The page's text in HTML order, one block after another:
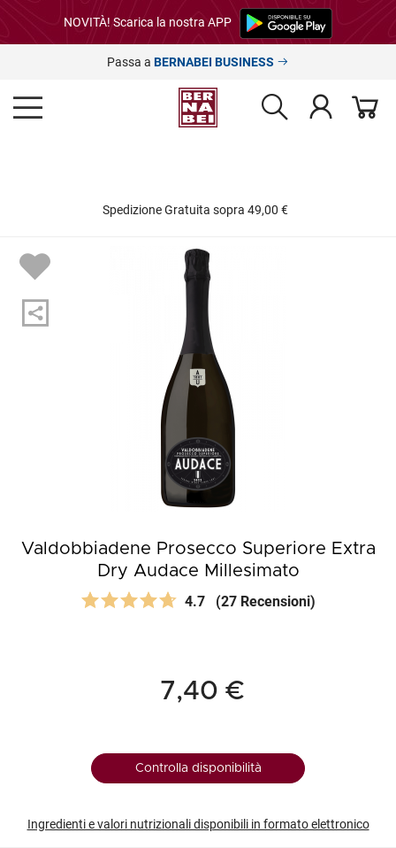
NOVITÀ! Scarica la nostra APP
Passa a BERNABEI BUSINESS
Gratuita sopra 49,00 €
Valdobbiadene Prosecco Superiore Extra
Dry Audace Millesimato
4.7 (27 Recensioni)
7,40 €
Controlla disponibilità
Ingredienti e valori nutrizionali disponibili in formato elettronico